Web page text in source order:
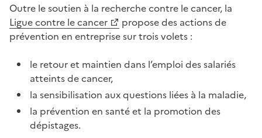
Outre le soutien à la recherche contre le cancer, la
Ligue contre le cancer
propose des actions de
prévention en entreprise sur trois volets :
le retour et maintien dans l’emploi des salariés
atteints de cancer,
la sensibilisation aux questions liées à la maladie,
la prévention en santé et la promotion des
dépistages.